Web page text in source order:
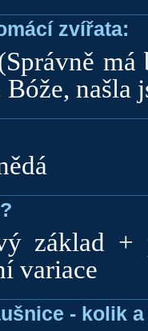
zvířata:
našla
základ
variace
- kolik